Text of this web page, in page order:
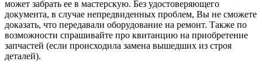
может забрать ее в мастерскую. Без удостоверяющего
документа, в случае непредвиденных проблем, Вы не сможете
доказать, что передавали оборудование на ремонт. Также по
возможности спрашивайте про квитанцию на приобретение
запчастей (если происходила замена вышедших из строя
деталей).